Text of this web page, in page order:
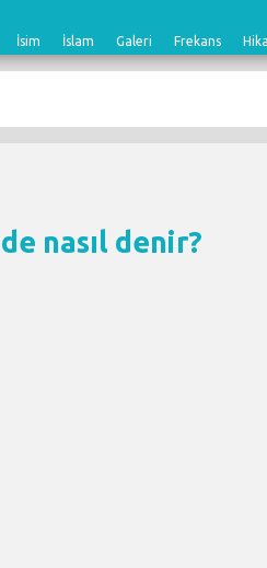
İsim İslam Galeri Frekans
de nasıl denir?